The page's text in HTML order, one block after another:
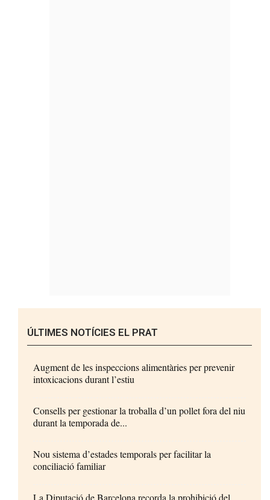
ÚLTIMES NOTÍCIES EL PRAT
Augment de les inspeccions alimentàries per prevenir
intoxicacions durant l’estiu
Consells per gestionar la troballa d’un pollet fora del niu
durant la temporada de...
Nou sistema d’estades temporals per facilitar la
conciliació familiar
La Diputació de Barcelona recorda la prohibició del